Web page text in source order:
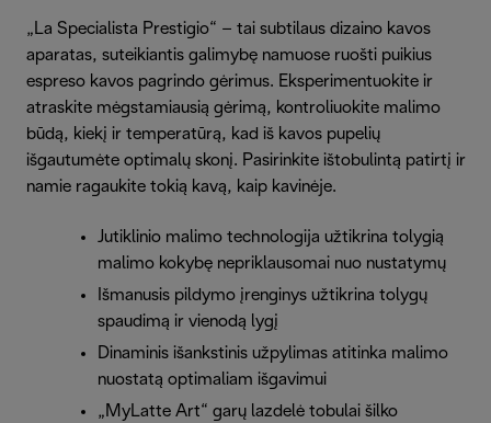
„La Specialista Prestigio“ – tai subtilaus dizaino kavos
aparatas, suteikiantis galimybę namuose ruošti puikius
espreso kavos pagrindo gėrimus. Eksperimentuokite ir
atraskite mėgstamiausią gėrimą, kontroliuokite malimo
būdą, kiekį ir temperatūrą, kad iš kavos pupelių
išgautumėte optimalų skonį. Pasirinkite ištobulintą patirtį ir
namie ragaukite tokią kavą, kaip kavinėje.
Jutiklinio malimo technologija užtikrina tolygią
malimo kokybę nepriklausomai nuo nustatymų
Išmanusis pildymo įrenginys užtikrina tolygų
spaudimą ir vienodą lygį
Dinaminis išankstinis užpylimas atitinka malimo
nuostatą optimaliam išgavimui
„MyLatte Art“ garų lazdelė tobulai šilko